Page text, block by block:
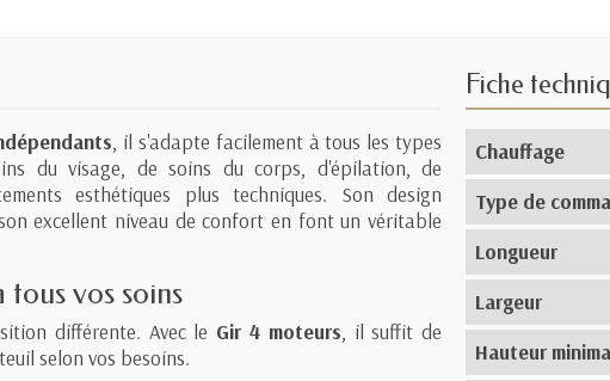
, il s'adapte facilement à tous les types
du visage, de soins du corps, d'épilation, de
esthétiques plus techniques. Son design
excellent niveau de confort en font un véritable
vos soins
différente. Avec le Gir 4 moteurs , il suffit de
selon vos besoins.
Fiche
Chauffage
Type de
Longueur
Largeur
Hauteur